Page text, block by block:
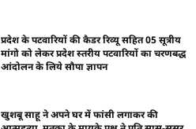
प्रदेश के पटवारियों की कैडर रिव्यू सहित 05 सूत्रीय
मांगो को लेकर प्रदेश स्तरीय पटवारियों का चरणबद्ध
आंदोलन के लिये सौपा ज्ञापन
खुशबू साहू ने अपने घर में फांसी लगाकर की